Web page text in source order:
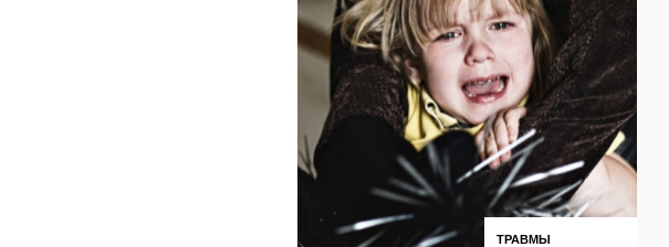
ТРАВМЫ